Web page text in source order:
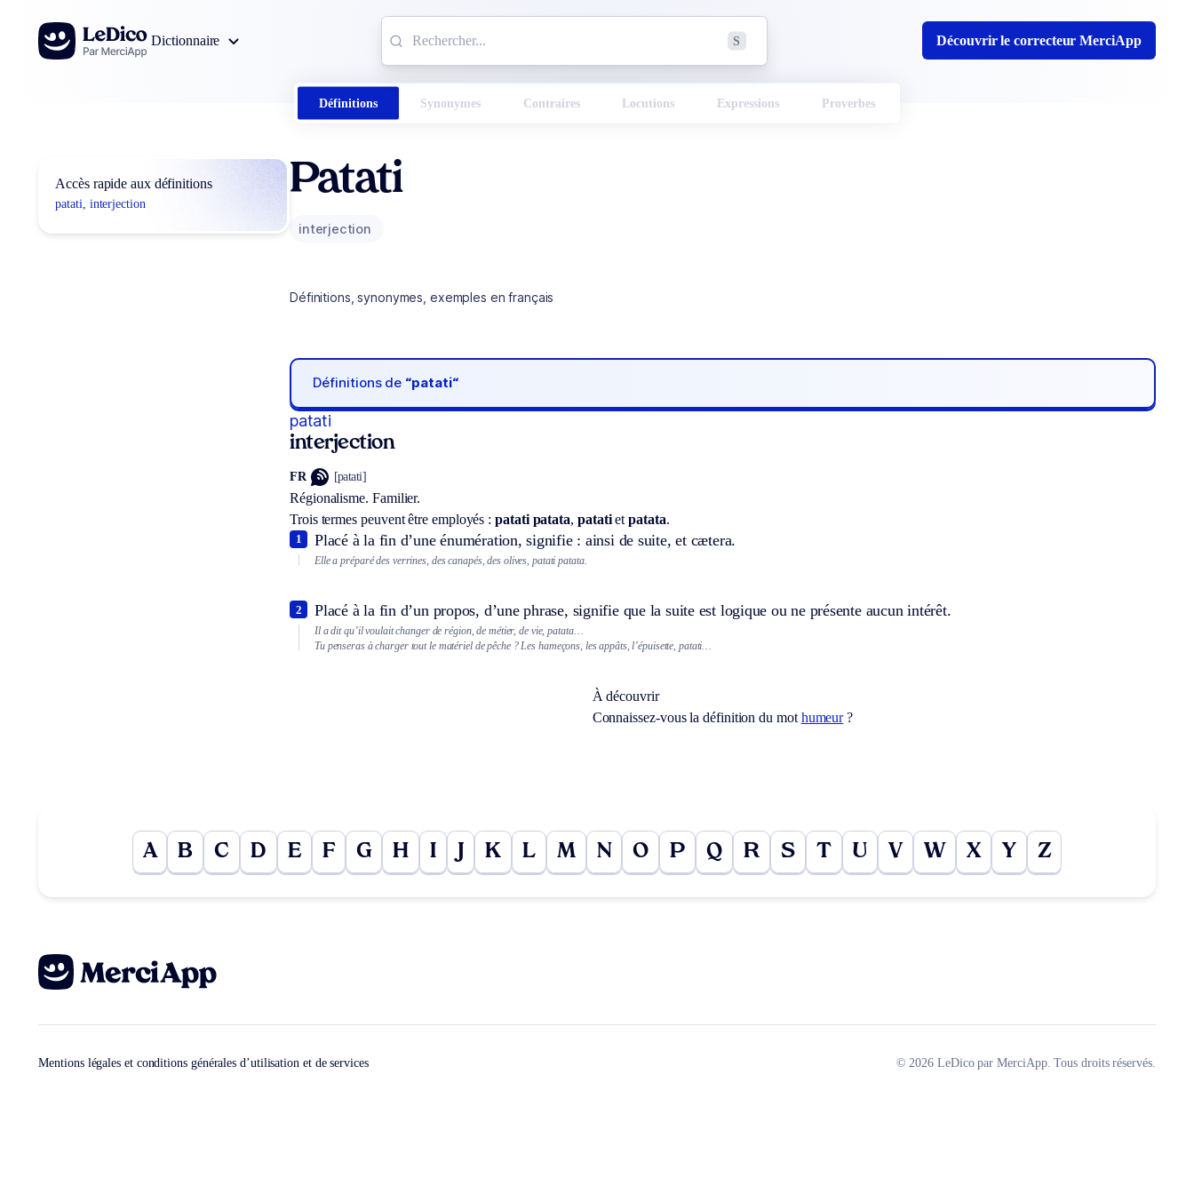
Aller au contenu
Dictionnaire
S Découvrir le correcteur MerciApp
Définitions Synonymes Contraires Locutions Expressions Proverbes
Accès rapide aux définitions
patati, interjection
Patati
interjection
Définitions, synonymes, exemples en français
Définitions de “patati“
patati
interjection
FR [patati]
Régionalisme. Familier.
Trois termes peuvent être employés :patati patata, patatietpatata.
Placé à la fin d’une énumération, signifie : ainsi de suite, et cætera.
1
Elle a préparé des verrines, des canapés, des olives, patati patata.
Placé à la fin d’un propos, d’une phrase, signifie que la suite est logique ou ne présente aucun intérêt.
2
Il a dit qu’il voulait changer de région, de métier, de vie, patata…
Tu penseras à charger tout le matériel de pêche ? Les hameçons, les appâts, l’épuisette, patati…
À découvrir
Connaissez-vous la définition du mot humeur?
A B C D E F G H I J K L M N O P Q R S T U V W X Y Z
Mentions légales et conditions générales d’utilisation et de services © 2026 LeDico par MerciApp. Tous droits réservés.